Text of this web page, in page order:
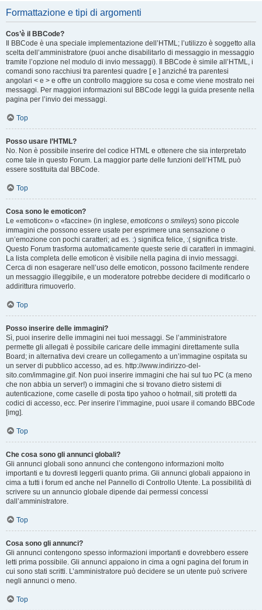
Formattazione e tipi di argomenti
Cos’è il BBCode?
Il BBCode è una speciale implementazione dell’HTML; l’utilizzo è soggetto alla
scelta dell’amministratore (puoi anche disabilitarlo di messaggio in messaggio
tramite l’opzione nel modulo di invio messaggi). Il BBCode è simile all’HTML, i
comandi sono racchiusi tra parentesi quadre [ e ] anziché tra parentesi
angolari < e > e offre un controllo maggiore su cosa e come viene mostrato nei
messaggi. Per maggiori informazioni sul BBCode leggi la guida presente nella
pagina per l’invio dei messaggi.
Top
Posso usare l’HTML?
No. Non è possibile inserire del codice HTML e ottenere che sia interpretato
come tale in questo Forum. La maggior parte delle funzioni dell’HTML può
essere sostituita dal BBCode.
Top
Cosa sono le emoticon?
Le «emoticon» o «faccine» (in inglese, emoticons o smileys) sono piccole
immagini che possono essere usate per esprimere una sensazione o
un’emozione con pochi caratteri; ad es. :) significa felice, :( significa triste.
Questo Forum trasforma automaticamente queste serie di caratteri in immagini.
La lista completa delle emoticon è visibile nella pagina di invio messaggi.
Cerca di non esagerare nell’uso delle emoticon, possono facilmente rendere
un messaggio illeggibile, e un moderatore potrebbe decidere di modificarlo o
addirittura rimuoverlo.
Top
Posso inserire delle immagini?
Sì, puoi inserire delle immagini nei tuoi messaggi. Se l’amministratore
permette gli allegati è possibile caricare delle immagini direttamente sulla
Board; in alternativa devi creare un collegamento a un’immagine ospitata su
un server di pubblico accesso, ad es. http://www.indirizzo-del-
sito.com/immagine.gif. Non puoi inserire immagini che hai sul tuo PC (a meno
che non abbia un server!) o immagini che si trovano dietro sistemi di
autenticazione, come caselle di posta tipo yahoo o hotmail, siti protetti da
codici di accesso, ecc. Per inserire l’immagine, puoi usare il comando BBCode
[img].
Top
Che cosa sono gli annunci globali?
Gli annunci globali sono annunci che contengono informazioni molto
importanti e tu dovresti leggerli quanto prima. Gli annunci globali appaiono in
cima a tutti i forum ed anche nel Pannello di Controllo Utente. La possibilità di
scrivere su un annuncio globale dipende dai permessi concessi
dall’amministratore.
Top
Cosa sono gli annunci?
Gli annunci contengono spesso informazioni importanti e dovrebbero essere
letti prima possibile. Gli annunci appaiono in cima a ogni pagina del forum in
cui sono stati scritti. L’amministratore può decidere se un utente può scrivere
negli annunci o meno.
Top